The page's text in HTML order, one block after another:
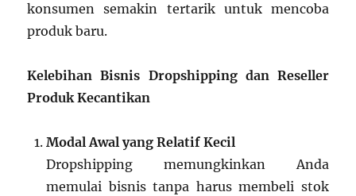
konsumen semakin tertarik untuk mencoba
produk baru.
Kelebihan Bisnis Dropshipping dan Reseller
Produk Kecantikan
Modal Awal yang Relatif Kecil
Dropshipping memungkinkan Anda
memulai bisnis tanpa harus membeli stok